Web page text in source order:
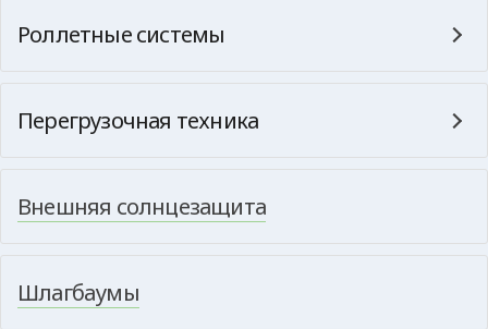
Роллетные системы
Перегрузочная техника
Внешняя солнцезащита
Шлагбаумы